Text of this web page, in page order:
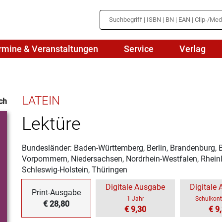
Medienbildung
Physik
Politik
Religion
Spanisch
& Veranstaltungen Service Verlag
LATEIN
Lektüre
Bundesländer: Baden-Württemberg, Berlin, Brandenburg,
Vorpommern, Niedersachsen, Nordrhein-Westfalen,
Schleswig-Holstein, Thüringen
Print-Ausgabe
€ 28,80
Digitale Ausgabe
1 Jahr
€ 9,30
Digitale
€